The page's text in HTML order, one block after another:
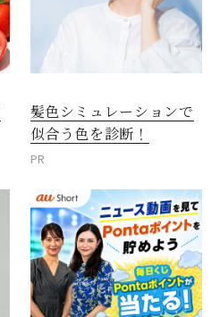
髪色シミュレーションで
似合う色を診断！
PR